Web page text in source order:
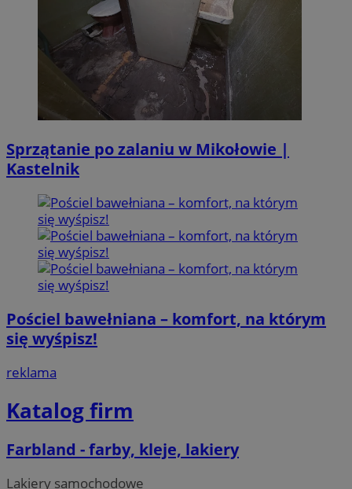
Sprzątanie po zalaniu w Mikołowie |
Kastelnik
Pościel bawełniana – komfort, na którym
się wyśpisz!
reklama
Katalog firm
Farbland - farby, kleje, lakiery
Lakiery samochodowe